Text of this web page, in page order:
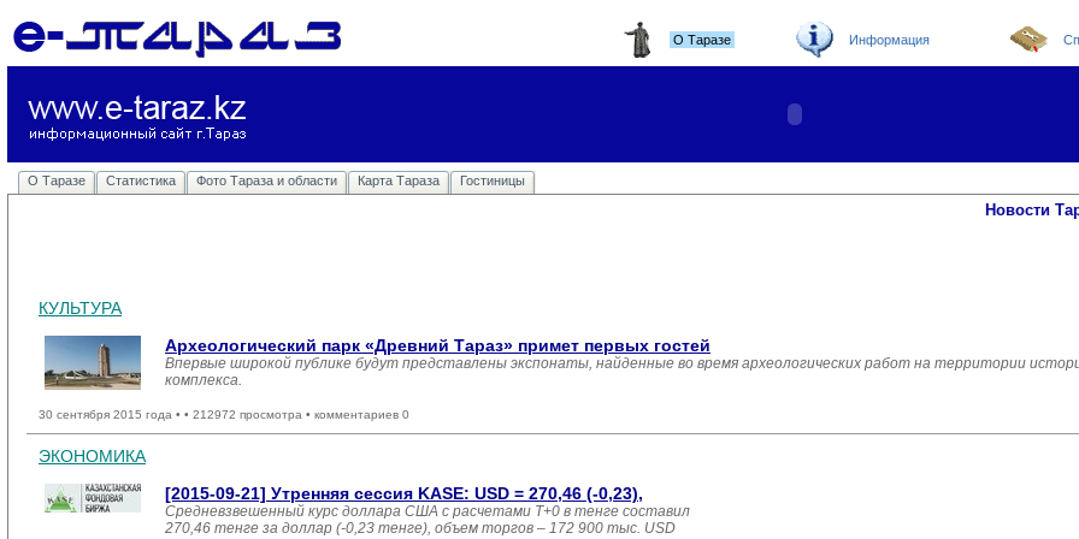
О Таразе Информация
О Таразе Статистика Фото Тараза и области Карта Тараза Гостиницы
Новости
КУЛЬТУРА
Археологический парк «Древний Тараз» примет первых гостей
Впервые широкой публике будут представлены экспонаты, найденные во время археологических работ на территории
комплекса.
30 сентября 2015 года • • 212972 просмотра • комментариев 0
ЭКОНОМИКА
[2015-09-21] Утренняя сессия KASE: USD = 270,46 (-0,23),
Средневзвешенный курс доллара США с расчетами T+0 в тенге составил
270,46 тенге за доллар (-0,23 тенге), объем торгов – 172 900 тыс. USD